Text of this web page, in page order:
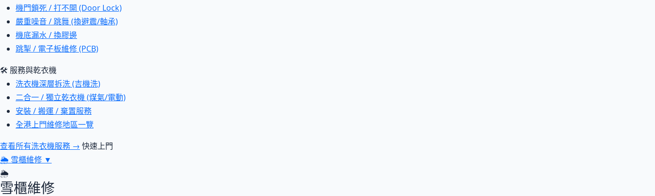
機門鎖死 / 打不開 (Door Lock)
嚴重噪音 / 跳舞 (換避震/軸承)
機底漏水 / 換膠邊
跳掣 / 電子板維修 (PCB)
🛠 服務與乾衣機
洗衣機深層拆洗 (吉機洗)
二合一 / 獨立乾衣機 (煤氣/電動)
安裝 / 搬運 / 棄置服務
全港上門維修地區一覽
查看所有洗衣機服務 → 快速上門
🌦 雪櫃維修 ▼
🌦
雪櫃維修